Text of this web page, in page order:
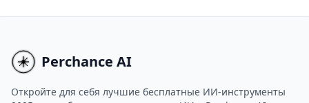
таких как субтитры на основе
ИИ и видеочат.
цифровым контентом с
Perchance AI
Откройте для себя лучшие бесплатные ИИ-инструменты